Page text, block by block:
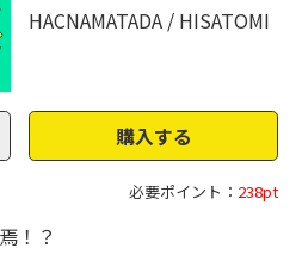
HACNAMATADA HISATOMI
購入する
必要ポイント： 238pt
！？